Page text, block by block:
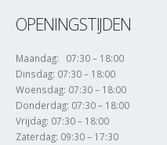
OPENINGSTIJDEN
Maandag: 07:30 – 18:00
Dinsdag: 07:30 – 18:00
Woensdag: 07:30 – 18:00
Donderdag: 07:30 – 18:00
Vrijdag: 07:30 – 18:00
Zaterdag: 09:30 – 17:30